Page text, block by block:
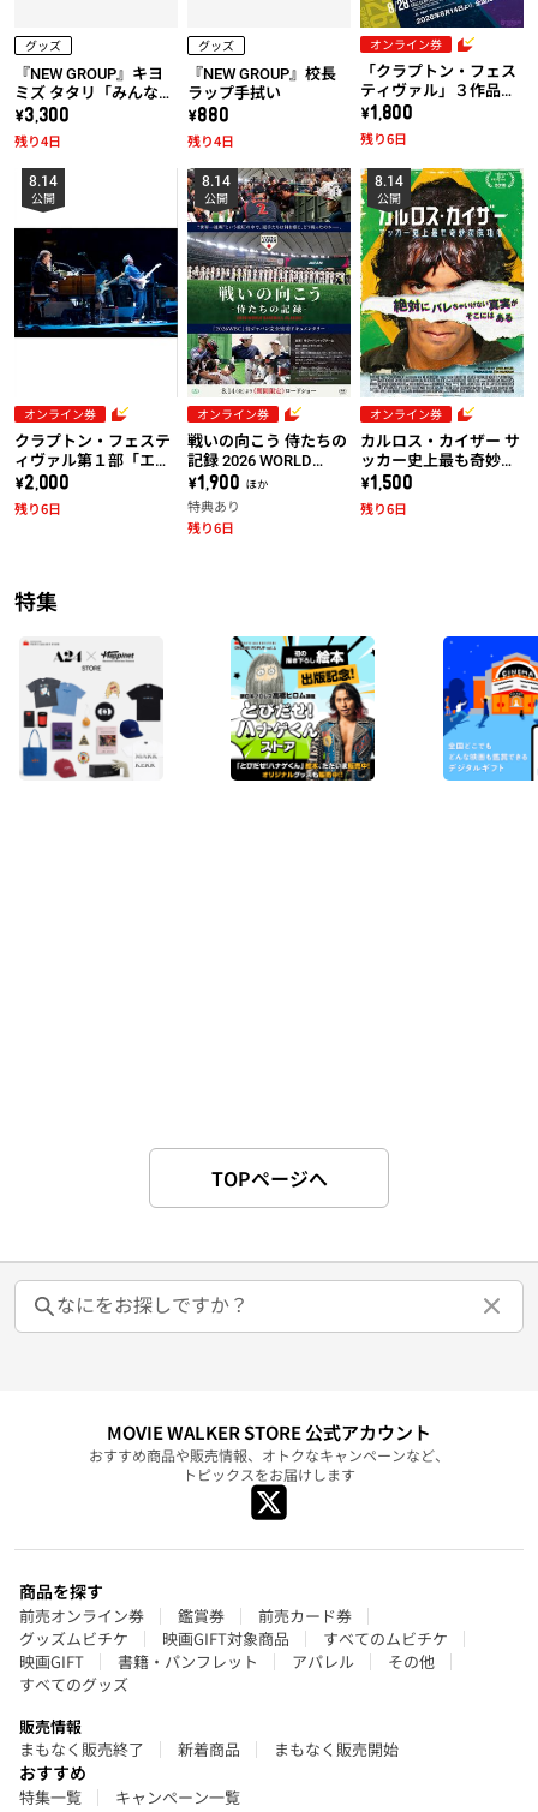
グッズ
『NEW GROUP』キヨ
ミズ タタリ「みんな騙
されちゃダメだ！」T
シャツ
\3,300
残り4日
グッズ
『NEW GROUP』校長
ラップ手拭い
\880
残り4日
オンライン券
「クラプトン・フェス
ティヴァル」３作品共
通券
\1,800
残り6日
8.14
公開
オンライン券
クラプトン・フェステ
ィヴァル第１部「エリ
ック・クラプトン＆ス
ティーヴ・ウィンウッ
ド：ライヴ・アット・
\2,000
残り6日
8.14
公開
オンライン券
戦いの向こう 侍たちの
記録 2026 WORLD
BASEBALL CLASSIC
\1,900 ほか
特典あり
残り6日
8.14
公開
オンライン券
カルロス・カイザー サ
ッカー史上最も奇妙な
成功者
\1,500
残り6日
特集
TOPページへ
MOVIE WALKER STORE 公式アカウント
おすすめ商品や販売情報、オトクなキャンペーンなど、
トピックスをお届けします
商品を探す
前売オンライン券 鑑賞券
前売カード券
グッズムビチケ
映画GIFT対象商品
すべてのムビチケ
映画GIFT
書籍・パンフレット アパレル
その他
すべてのグッズ
販売情報
まもなく販売終了
新着商品 まもなく販売開始
おすすめ
特集一覧 キャンペーン一覧